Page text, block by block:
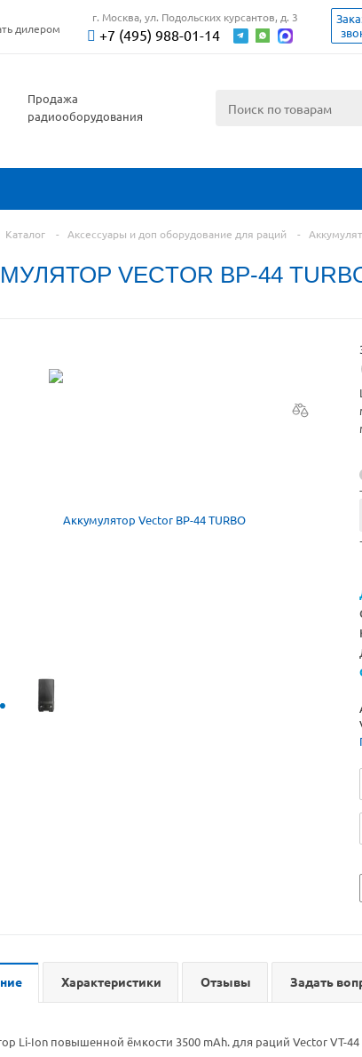
дилером
г. Москва, ул. Подольских курсантов, д. 3
+7 (495) 988-01-14
Продажа
радиооборудования
Каталог - Аксессуары и доп оборудование для раций -
VECTOR BP-44
-
Характеристики Отзывы Задать
Li-Ion повышенной ёмкости 3500 mAh. для раций Vector VT-44